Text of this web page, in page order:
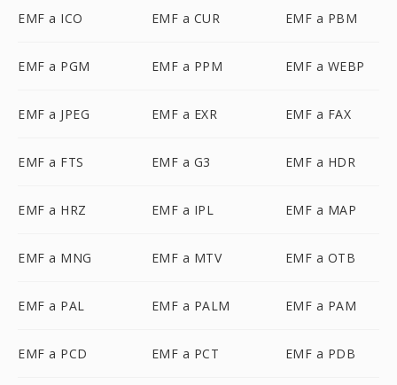
EMF a ICO EMF a CUR EMF a PBM
EMF a PGM EMF a PPM EMF a WEBP
EMF a JPEG EMF a EXR EMF a FAX
EMF a FTS EMF a G3 EMF a HDR
EMF a HRZ EMF a IPL EMF a MAP
EMF a MNG EMF a MTV EMF a OTB
EMF a PAL EMF a PALM EMF a PAM
EMF a PCD EMF a PCT EMF a PDB